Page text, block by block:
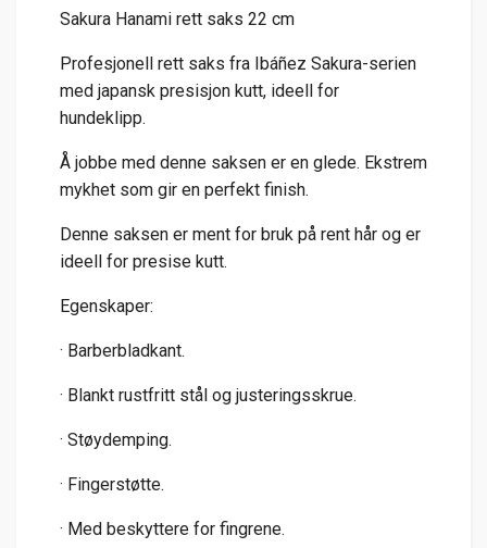
Sakura Hanami rett saks 22 cm
Profesjonell rett saks fra Ibáñez Sakura-serien
med japansk presisjon kutt, ideell for
hundeklipp.
Å jobbe med denne saksen er en glede. Ekstrem
mykhet som gir en perfekt finish.
Denne saksen er ment for bruk på rent hår og er
ideell for presise kutt.
Egenskaper:
· Barberbladkant.
· Blankt rustfritt stål og justeringsskrue.
· Støydemping.
· Fingerstøtte.
· Med beskyttere for fingrene.